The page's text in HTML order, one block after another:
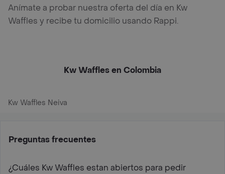
Anímate a probar nuestra oferta del día en Kw
Waffles y recibe tu domicilio usando Rappi.
Kw Waffles en Colombia
Kw Waffles Neiva
Preguntas frecuentes
¿Cuáles Kw Waffles estan abiertos para pedir